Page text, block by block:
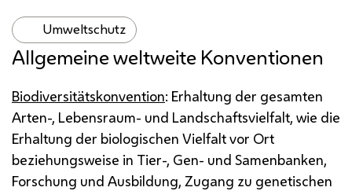
Umweltschutz
Allgemeine weltweite Konventionen
Biodiversitätskonvention: Erhaltung der gesamten
Arten-, Lebensraum- und Landschaftsvielfalt, wie die
Erhaltung der biologischen Vielfalt vor Ort
beziehungsweise in Tier-, Gen- und Samenbanken,
Forschung und Ausbildung, Zugang zu genetischen